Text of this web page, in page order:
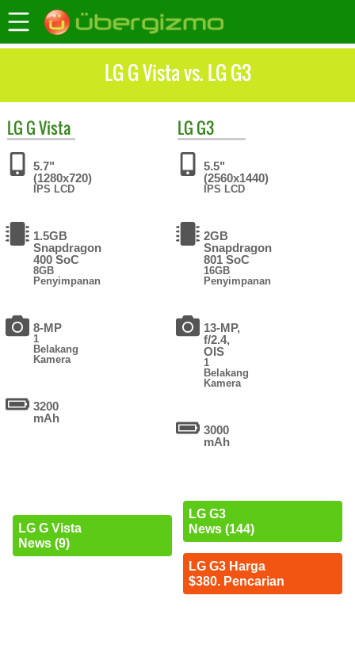
LG G Vista vs. LG G3
LG G Vista
5.7"
(1280x720)
IPS LCD
1.5GB
Snapdragon
400 SoC
8GB
Penyimpanan
8-MP
1
Belakang
Kamera
3200
mAh
LG G Vista
News (9)
LG G3
5.5"
(2560x1440)
IPS LCD
2GB
Snapdragon
801 SoC
16GB
Penyimpanan
13-MP,
f/2.4,
OIS
1
Belakang
Kamera
3000
mAh
LG G3
News (144)
LG G3 Harga
$380. Pencarian